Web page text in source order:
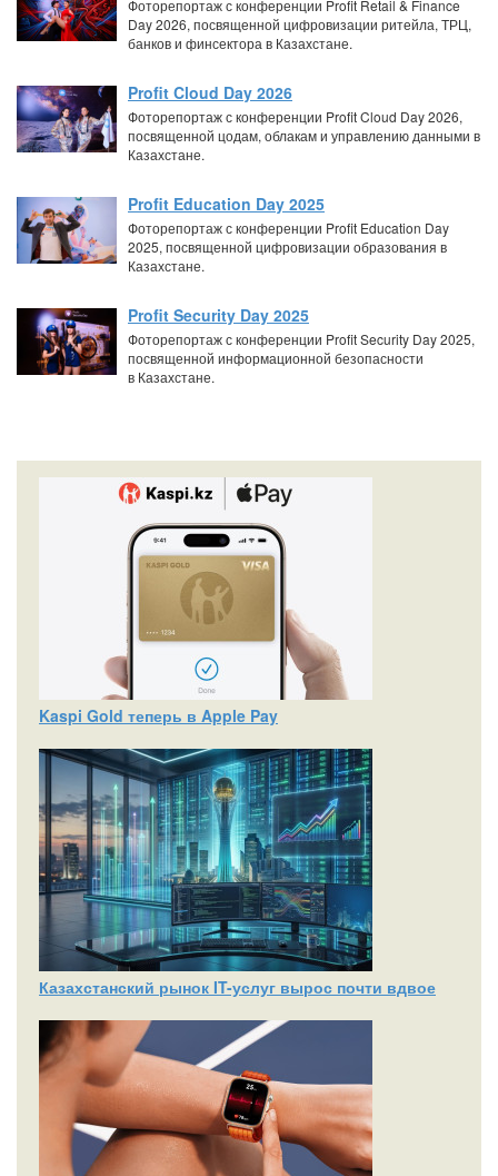
Фоторепортаж с конференции Profit Retail & Finance
Day 2026, посвященной цифровизации ритейла, ТРЦ,
банков и финсектора в Казахстане.
Profit Cloud Day 2026
Фоторепортаж с конференции Profit Cloud Day 2026,
посвященной цодам, облакам и управлению данными в
Казахстане.
Profit Education Day 2025
Фоторепортаж с конференции Profit Education Day
2025, посвященной цифровизации образования в
Казахстане.
Profit Security Day 2025
Фоторепортаж с конференции Profit Security Day 2025,
посвященной информационной безопасности
в Казахстане.
Kaspi Gold теперь в Apple Pay
Казахстанский рынок IT-услуг вырос почти вдвое